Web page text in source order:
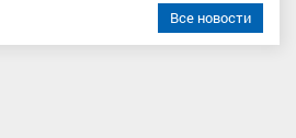
Все новости